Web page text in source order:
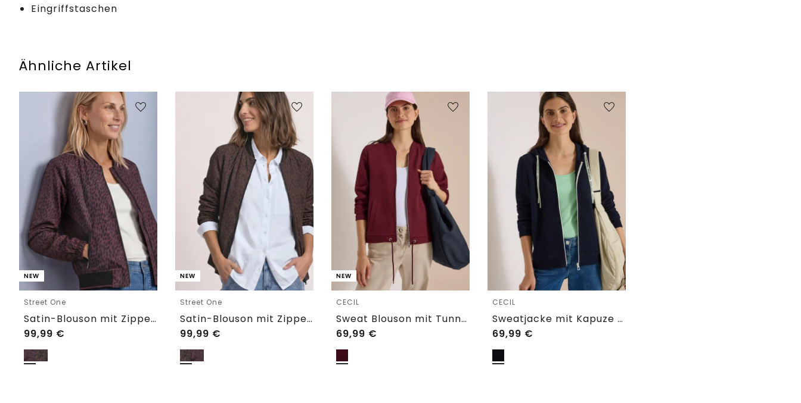
Eingriffstaschen
Ähnliche Artikel
NEW
Street One
Satin-Blouson mit Zipper und Leo-Print
99,99 €
NEW
Street One
Satin-Blouson mit Zipper und Leo-Print
99,99 €
NEW
CECIL
Sweat Blouson mit Tunnelzug
69,99 €
CECIL
Sweatjacke mit Kapuze und Struktur
69,99 €